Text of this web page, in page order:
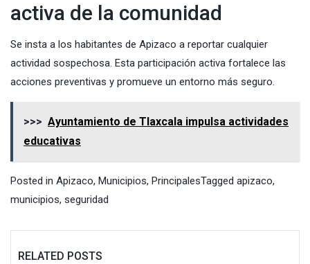
activa de la comunidad
Se insta a los habitantes de Apizaco a reportar cualquier
actividad sospechosa. Esta participación activa fortalece las
acciones preventivas y promueve un entorno más seguro.
>>> Ayuntamiento de Tlaxcala impulsa actividades
educativas
Posted in Apizaco, Municipios, PrincipalesTagged apizaco,
municipios, seguridad
RELATED POSTS